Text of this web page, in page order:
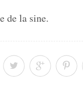
de la sine.